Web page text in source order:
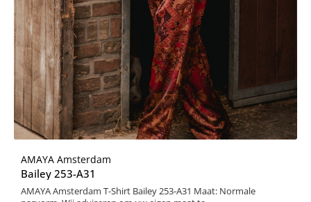
AMAYA Amsterdam
Bailey 253-A31
AMAYA Amsterdam T-Shirt Bailey 253-A31 Maat: Normale